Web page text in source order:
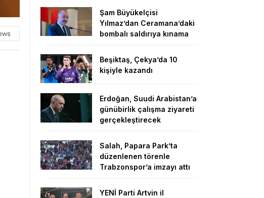
Şam Büyükelçisi
Yılmaz’dan Ceramana’daki
bombalı saldırıya kınama
Beşiktaş, Çekya’da 10
kişiyle kazandı
Erdoğan, Suudi Arabistan’a
günübirlik çalışma ziyareti
gerçekleştirecek
Salah, Papara Park’ta
düzenlenen törenle
Trabzonspor’a imzayı attı
YENİ Parti Artvin il